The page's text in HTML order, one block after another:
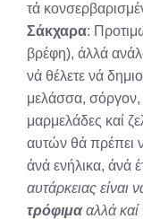
τά
Σάκχαρα:
βρέφη), άλλά
νά θέλετε νά
μελάσσα, σόργον,
μαρμελάδες καί
αυτών θά πρέπει
άνά ενήλικα, άνά
αυτάρκειας είναι
τρόφιμααλλά καί